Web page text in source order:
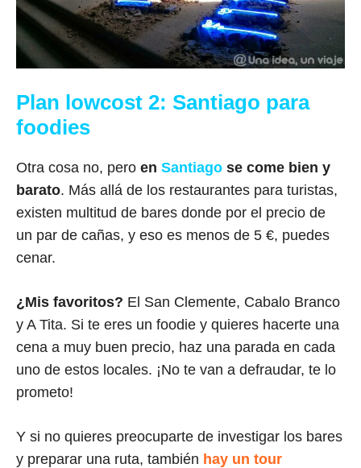
Plan lowcost 2: Santiago para
foodies
Otra cosa no, pero en Santiago se come bien y
barato. Más allá de los restaurantes para turistas,
existen multitud de bares donde por el precio de
un par de cañas, y eso es menos de 5 €, puedes
cenar.
¿Mis favoritos? El San Clemente, Cabalo Branco
y A Tita. Si te eres un foodie y quieres hacerte una
cena a muy buen precio, haz una parada en cada
uno de estos locales. ¡No te van a defraudar, te lo
prometo!
Y si no quieres preocuparte de investigar los bares
y preparar una ruta, también hay un tour